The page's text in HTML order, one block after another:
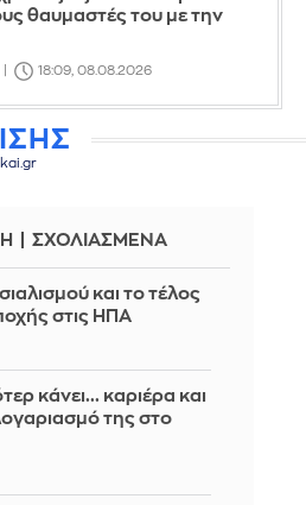
θαυμαστές του με την
18:09, 08.08.2026
ΣΧΟΛΙΑΣΜΕΝΑ
και το τέλος
στις ΗΠΑ
κάνει... καριέρα και
της στο